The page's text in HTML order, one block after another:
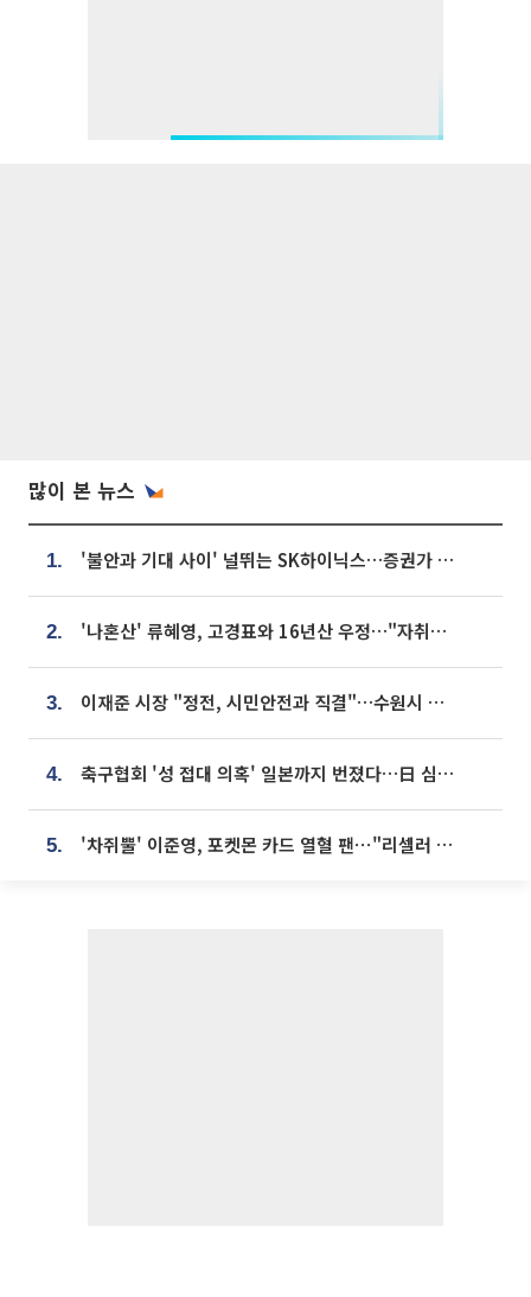
많이 본 뉴스
1. '불안과 기대 사이' 널뛰는 SK하이닉스…증권가 "HBM4·LTA 기반 펀터멘털 견고"
2. '나혼산' 류혜영, 고경표와 16년산 우정…"자취방서 부모님과 마주쳐"
3. 이재준 시장 "정전, 시민안전과 직결"…수원시 비상대응체계 가동
4. 축구협회 '성 접대 의혹' 일본까지 번졌다…日 심판 실명 공개
5. '차쥐뿔' 이준영, 포켓몬 카드 열혈 팬⋯"리셀러 처단할 것"